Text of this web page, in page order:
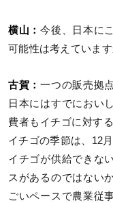
横山：今後、日本に
可能性は考えています
古賀：一つの販売拠
日本にはすでにおい
費者もイチゴに対す
イチゴの季節は、12
イチゴが供給できな
スがあるのではない
ごいペースで農業従